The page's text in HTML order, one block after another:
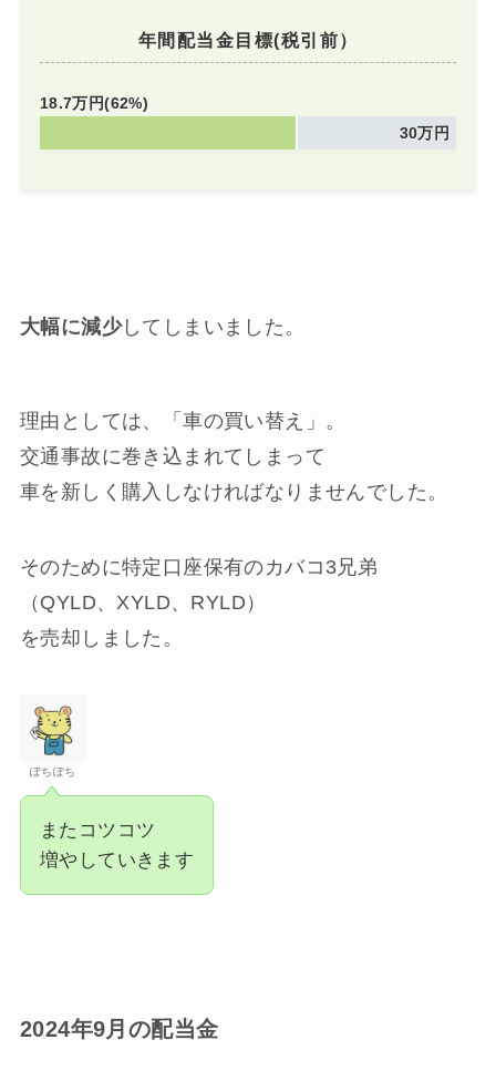
年間配当金目標(税引前）
18.7万円(62%)
30万円
大幅に減少してしまいました。
理由としては、「車の買い替え」。
交通事故に巻き込まれてしまって
車を新しく購入しなければなりませんでした。
そのために特定口座保有のカバコ3兄弟
（QYLD、XYLD、RYLD）
を売却しました。
ぽちぽち
またコツコツ
増やしていきます
2024年9月の配当金